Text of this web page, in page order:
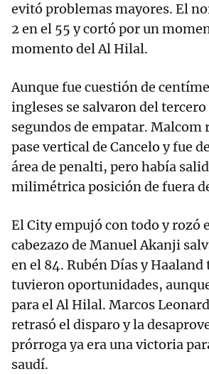
evitó problemas mayores. El
2 en el 55 y cortó por un
momento del Al Hilal.
Aunque fue cuestión de
ingleses se salvaron del tercero
segundos de empatar. Malcom
pase vertical de Cancelo y fue
área de penalti, pero había
milimétrica posición de fuera
El City empujó con todo y rozó
cabezazo de Manuel Akanji
en el 84. Rubén Días y
tuvieron oportunidades,
para el Al Hilal. Marcos
retrasó el disparo y la
prórroga ya era una victoria
saudí.